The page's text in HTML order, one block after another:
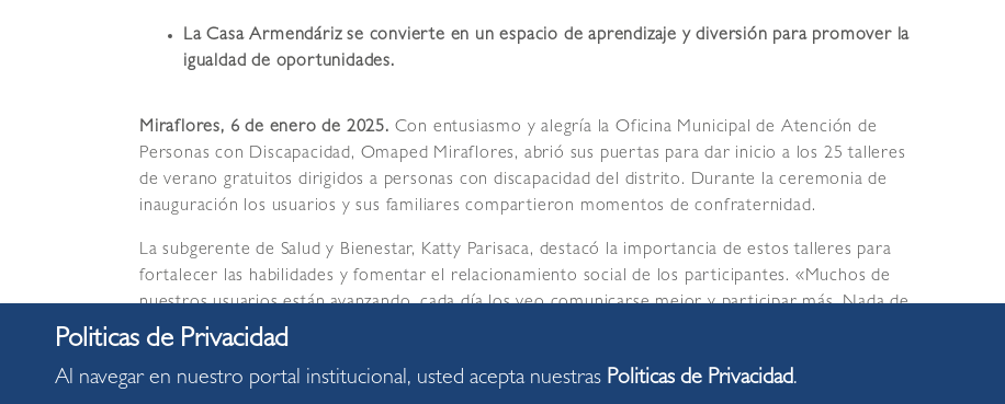
La Casa Armendáriz se convierte en un espacio de aprendizaje y diversión para promover la
igualdad de oportunidades.
Miraflores, 6 de enero de 2025. Con entusiasmo y alegría la Oficina Municipal de Atención de
Personas con Discapacidad, Omaped Miraflores, abrió sus puertas para dar inicio a los 25 talleres
de verano gratuitos dirigidos a personas con discapacidad del distrito. Durante la ceremonia de
inauguración los usuarios y sus familiares compartieron momentos de confraternidad.
La subgerente de Salud y Bienestar, Katty Parisaca, destacó la importancia de estos talleres para
fortalecer las habilidades y fomentar el relacionamiento social de los participantes. «Muchos de
nuestros usuarios están avanzando, cada día los veo comunicarse mejor y participar más. Nada de
esto sería posible sin el apoyo de las familias, por eso seguiremos incrementando los talleres y
Al navegar en nuestro portal institucional, usted acepta nuestras Politicas de Privacidad.